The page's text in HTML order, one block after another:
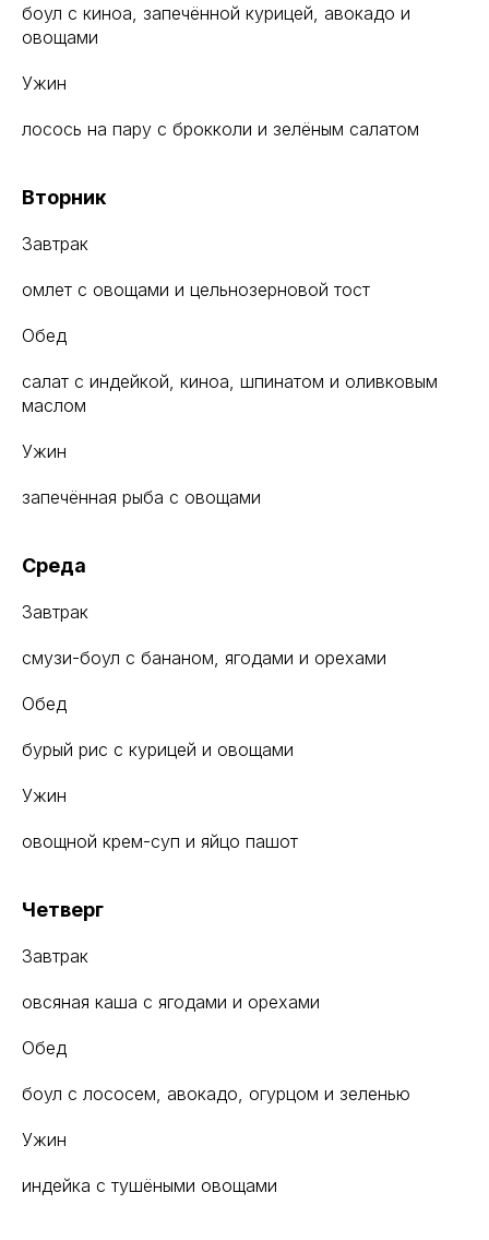
боул с киноа, запечённой курицей, авокадо и
овощами
Ужин
лосось на пару с брокколи и зелёным салатом
Вторник
Завтрак
омлет с овощами и цельнозерновой тост
Обед
салат с индейкой, киноа, шпинатом и оливковым
маслом
Ужин
запечённая рыба с овощами
Среда
Завтрак
смузи-боул с бананом, ягодами и орехами
Обед
бурый рис с курицей и овощами
Ужин
овощной крем-суп и яйцо пашот
Четверг
Завтрак
овсяная каша с ягодами и орехами
Обед
боул с лососем, авокадо, огурцом и зеленью
Ужин
индейка с тушёными овощами